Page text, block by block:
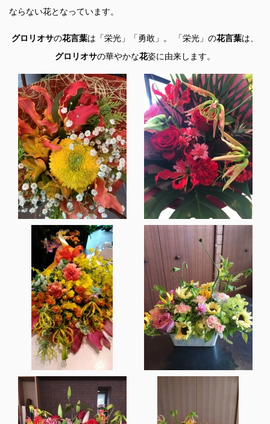
ならない花となっています。
グロリオサの花言葉は「栄光」「勇敢」。 「栄光」の花言葉は、
グロリオサの華やかな花姿に由来します。